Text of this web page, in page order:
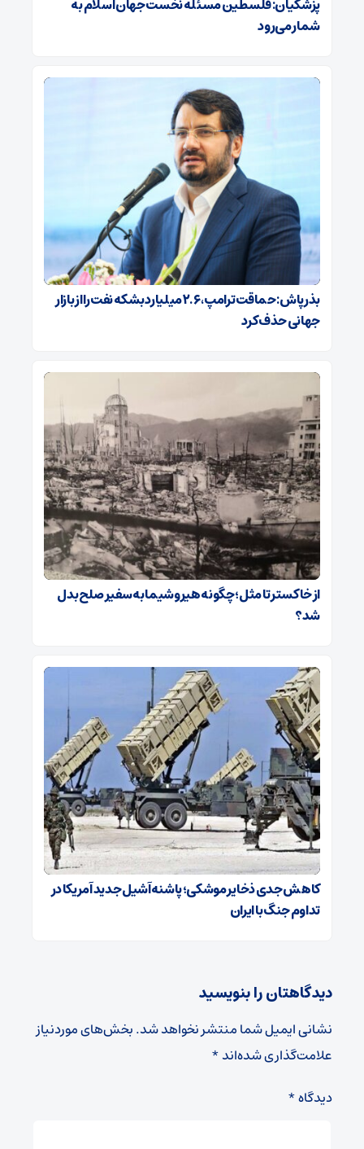
پزشکیان: فلسطین مسئله نخست جهان اسلام به
شمار می‌رود
بذرپاش: حماقت ترامپ، ۲.۶ میلیارد بشکه نفت را از بازار
جهانی حذف کرد
از خاکستر تا مثل؛ چگونه هیروشیما به سفیر صلح بدل
شد؟
کاهش جدی ذخایر موشکی؛ پاشنه‌آشیل جدید آمریکا در
تداوم جنگ با ایران
دیدگاهتان را بنویسید
نشانی ایمیل شما منتشر نخواهد شد.بخش‌های موردنیاز
علامت‌گذاری شده‌اند*
دیدگاه*